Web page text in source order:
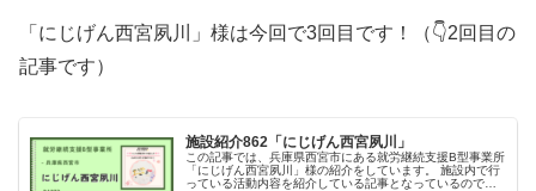
「にじげん西宮夙川」様は今回で3回目です！（👇2回目の
記事です）
施設紹介862「にじげん西宮夙川」
この記事では、兵庫県西宮市にある就労継続支援B型事業所
「にじげん西宮夙川」様の紹介をしています。 施設内で行
っている活動内容を紹介している記事となっているのでぜ